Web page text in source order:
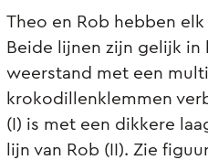
Theo en Rob hebben
Beide lijnen zijn gelijk
weerstand met een
krokodillenklemmen
(I) is met een dikkere
lijn van Rob (II). Zie